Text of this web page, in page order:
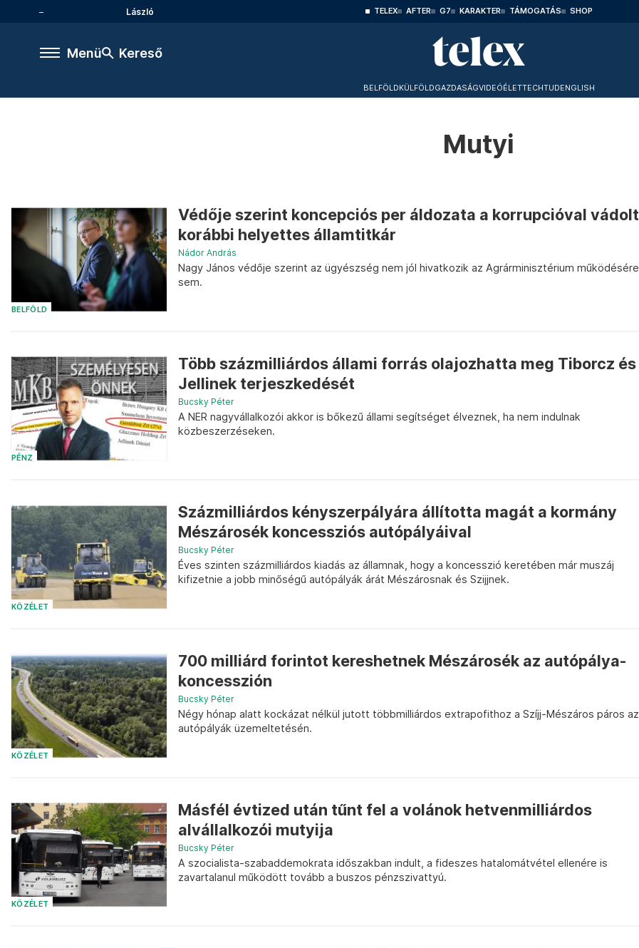
László TELEX AFTER G7 KARAKTER TÁMOGATÁS SHOP
Menü Kereső
BELFÖLDKÜLFÖLDGAZDASÁGVIDEÓÉLETTECHTUDENGLISH
Mutyi
BELFÖLD
Védője szerint koncepciós per áldozata a korrupcióval vádolt
korábbi helyettes államtitkár
Nádor András
Nagy János védője szerint az ügyészség nem jól hivatkozik az Agrárminisztérium működésére
sem.
PÉNZ
Több százmilliárdos állami forrás olajozhatta meg Tiborcz és
Jellinek terjeszkedését
Bucsky Péter
A NER nagyvállalkozói akkor is bőkezű állami segítséget élveznek, ha nem indulnak
közbeszerzéseken.
KÖZÉLET
Százmilliárdos kényszerpályára állította magát a kormány
Mészárosék koncessziós autópályáival
Bucsky Péter
Éves szinten százmilliárdos kiadás az államnak, hogy a koncesszió keretében már muszáj
kifizetnie a jobb minőségű autópályák árát Mészárosnak és Szijjnek.
KÖZÉLET
700 milliárd forintot kereshetnek Mészárosék az autópálya-
koncesszión
Bucsky Péter
Négy hónap alatt kockázat nélkül jutott többmilliárdos extrapofithoz a Szíjj-Mészáros páros az
autópályák üzemeltetésén.
KÖZÉLET
Másfél évtized után tűnt fel a volánok hetvenmilliárdos
alvállalkozói mutyija
Bucsky Péter
A szocialista-szabaddemokrata időszakban indult, a fideszes hatalomátvétel ellenére is
zavartalanul működött tovább a buszos pénzszivattyú.